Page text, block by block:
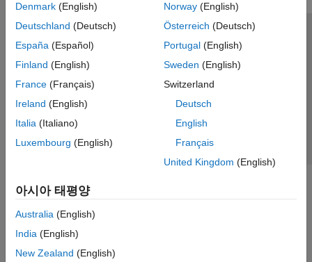
애플리케이션 배포
검증 및 확인(V&V), 테스트
클라우드 기능
교육 및 학습
응용 분야
AI 및 통계학
수학 및 최적화
제어 시스템
테스트 및 계측(T&M)
RF 및 혼성 신호
Denmark (English)
Deutschland (Deutsch)
España (Español)
Finland (English)
France (Français)
Ireland (English)
Italia (Italiano)
Luxembourg (English)
Norway(English)
Österreich (Deutsch)
Portugal(English)
Sweden (English)
Switzerland
Deutsch
English
Français
United Kingdom (English)
아시아 태평양
Australia (English)
India (English)
New Zealand (English)